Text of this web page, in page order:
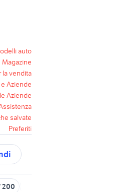
auto
Magazine
la vendita
Aziende
Aziende
salvate
Preferiti
200